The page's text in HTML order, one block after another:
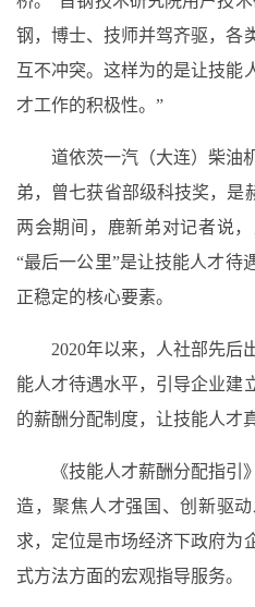
钢，博士、技师并驾齐驱，各
互不冲突。这样为的是让技能
才工作的积极性。”
道依茨一汽（大连）柴油
弟，曾七获省部级科技奖，是
两会期间，鹿新弟对记者说
“最后一公里”是让技能人才待
正稳定的核心要素。
2020年以来，人社部先后
能人才待遇水平，引导企业建
的薪酬分配制度，让技能人才
《技能人才薪酬分配指引
造，聚焦人才强国、创新驱
求，定位是市场经济下政府为
式方法方面的宏观指导服务。